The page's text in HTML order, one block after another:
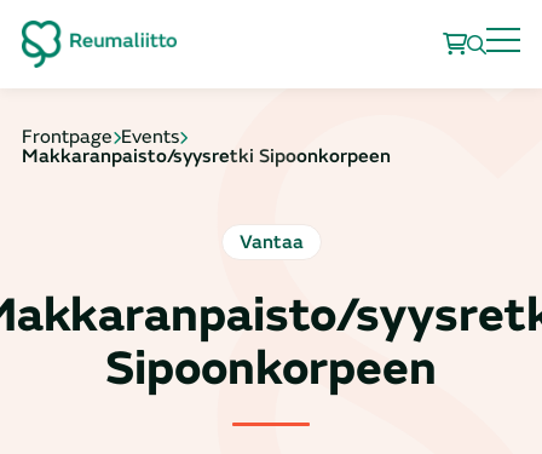
Frontpage Events
Makkaranpaisto/syysretki Sipoonkorpeen
Vantaa
Sipoonkorpeen